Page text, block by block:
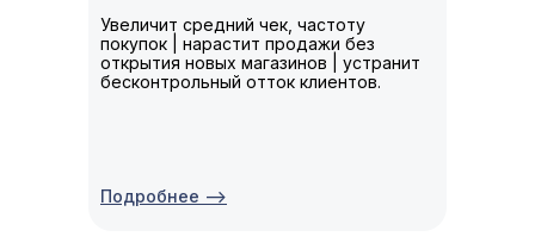
Увеличит средний чек, частоту
покупок | нарастит продажи без
открытия новых магазинов | устранит
бесконтрольный отток клиентов.
Подробнее -->